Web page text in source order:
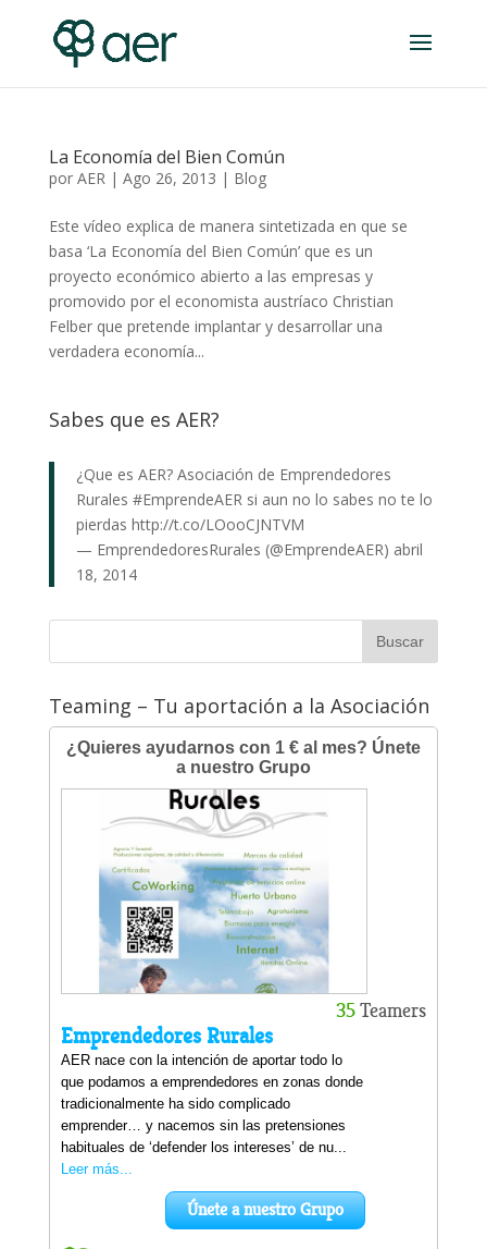
La Economía del Bien Común
por AER| Ago 26, 2013 | Blog
Este vídeo explica de manera sintetizada en que se
basa ‘La Economía del Bien Común’ que es un
proyecto económico abierto a las empresas y
promovido por el economista austríaco Christian
Felber que pretende implantar y desarrollar una
verdadera economía...
Sabes que es AER?
¿Que es AER? Asociación de Emprendedores
Rurales #EmprendeAERsi aun no lo sabes no te lo
pierdas http://t.co/LOooCJNTVM
— EmprendedoresRurales (@EmprendeAER) abril
18, 2014
Teaming – Tu aportación a la Asociación